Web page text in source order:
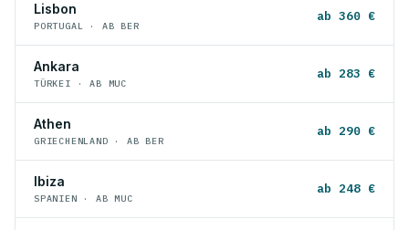
Lisbon
PORTUGAL · AB BER
ab 360 €
Ankara
TÜRKEI · AB MUC
ab 283 €
Athen
GRIECHENLAND · AB BER
ab 290 €
Ibiza
SPANIEN · AB MUC
ab 248 €